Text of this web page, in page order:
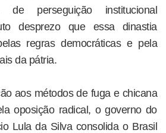
de perseguição institucional
desprezo que essa dinastia
regras democráticas e pela
da pátria.
aos métodos de fuga e chicana
oposição radical, o governo do
Lula da Silva consolida o Brasil